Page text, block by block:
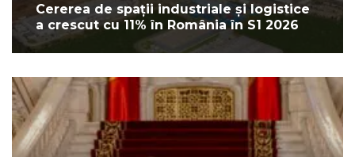
Cererea de spații industriale și logistice
a crescut cu 11% în România în S1 2026